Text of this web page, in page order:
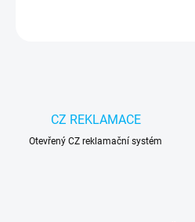
CZ REKLAMACE
Otevřený CZ reklamační systém